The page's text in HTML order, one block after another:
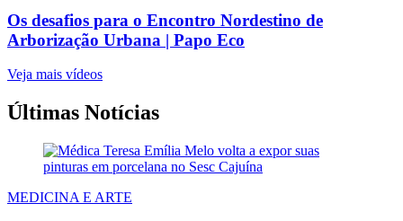
Os desafios para o Encontro Nordestino de
Arborização Urbana | Papo Eco
Veja mais vídeos
Últimas Notícias
MEDICINA E ARTE